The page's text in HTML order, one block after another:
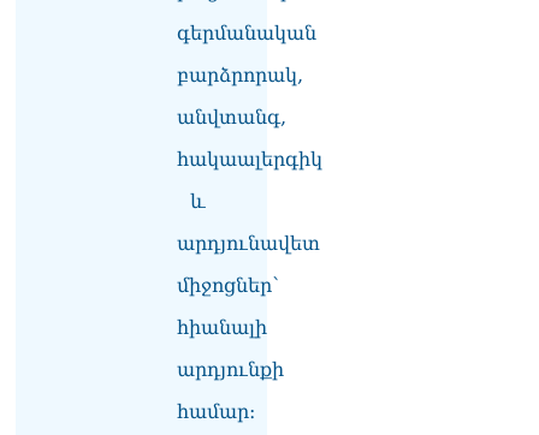
գերմանական
բարձրորակ,
անվտանգ,
հակաալերգիկ
և
արդյունավետ
միջոցներ՝
հիանալի
արդյունքի
համար։
ՏԵՍԱՆՅՈւԹ․ «Մենք մեր
Դավիթ Իշխանյան
ՏԵՍԱՆՅՈւԹ․ Աբսուրդ
մեկ՝ դատարանը ո՞նց
էլ ասում են՝ չի կատարվում